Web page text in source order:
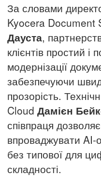
За словами
Kyocera Document
Дауста,
клієнтів простий
модернізації
забезпечуючи
прозорість.
Cloud Дамієн
співпраця
впроваджувати AI-
без типової для
складності.